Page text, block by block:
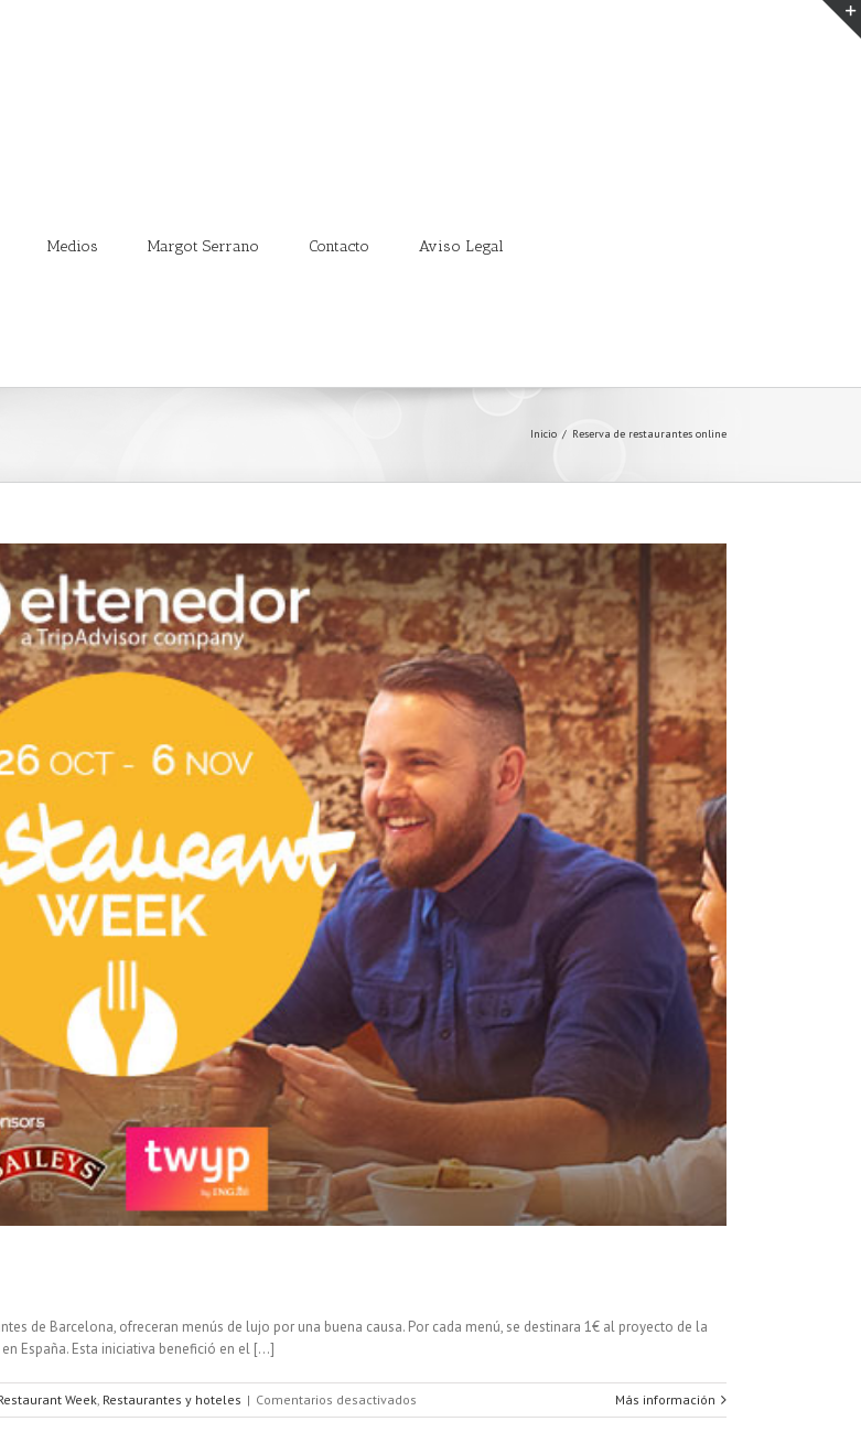
Medios Margot Serrano Contacto Aviso Legal
Inicio / Reserva de restaurantes online
de Barcelona, ofreceran menús de lujo por una buena causa. Por cada menú, se destinara 1€ al proyecto de la
España. Esta iniciativa benefició en el [...]
Week Restaurantes y hoteles | Comentarios desactivados
Restaurant
Más información